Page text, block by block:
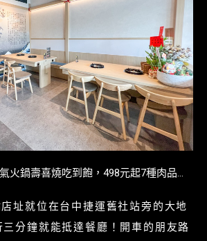
火鍋壽喜燒吃到飽，498元起7種肉品、7
飽。
址就位在台中捷運舊社站旁的大地
分鐘就能抵達餐廳！開車的朋友路